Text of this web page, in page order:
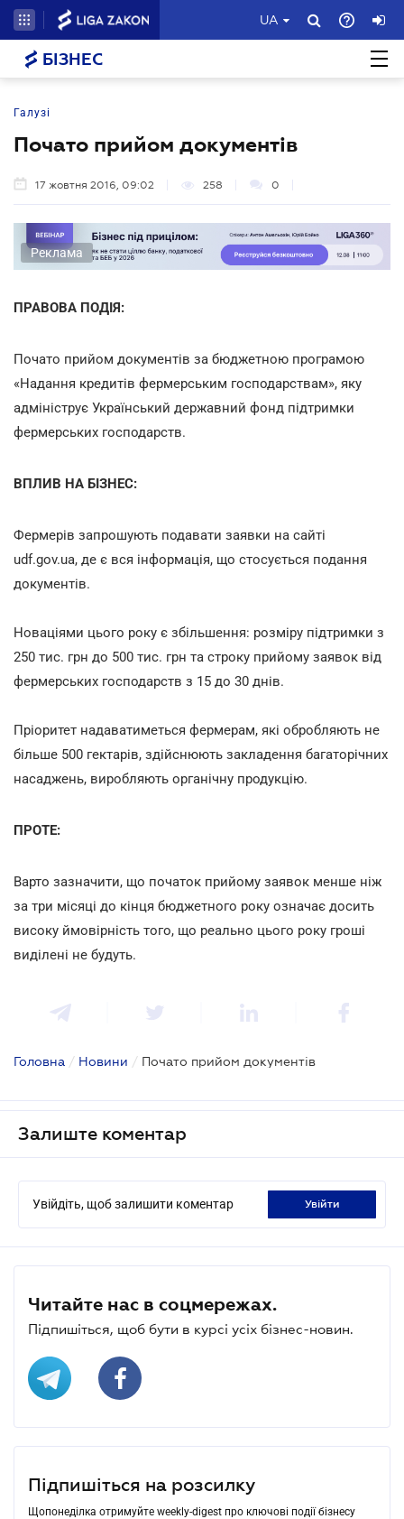
UA
БІЗНЕС
Галузі
Почато прийом документів
17 жовтня 2016, 09:02 258 0
Реклама
ПРАВОВА ПОДІЯ:
Почато прийом документів за бюджетною програмою
«Надання кредитів фермерським господарствам», яку
адмініструє Український державний фонд підтримки
фермерських господарств.
ВПЛИВ НА БІЗНЕС:
Фермерів запрошують подавати заявки на сайті
udf.gov.ua, де є вся інформація, що стосується подання
документів.
Новаціями цього року є збільшення: розміру підтримки з
250 тис. грн до 500 тис. грн та строку прийому заявок від
фермерських господарств з 15 до 30 днів.
Пріоритет надаватиметься фермерам, які обробляють не
більше 500 гектарів, здійснюють закладення багаторічних
насаджень, виробляють органічну продукцію.
ПРОТЕ:
Варто зазначити, що початок прийому заявок менше ніж
за три місяці до кінця бюджетного року означає досить
високу ймовірність того, що реально цього року гроші
виділені не будуть.
Головна / Новини / Почато прийом документів
Залиште коментар
Увійдіть, щоб залишити коментар увійти
Читайте нас в соцмережах.
Підпишіться, щоб бути в курсі усіх бізнес-новин.
Підпишіться на розсилку
Щопонеділка отримуйте weekly-digest про ключові події бізнесу